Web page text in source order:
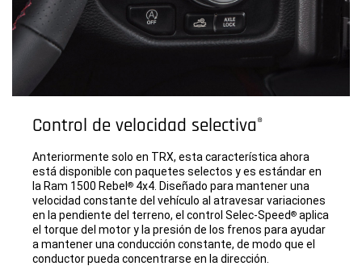
Control de velocidad selectiva®
Anteriormente solo en TRX, esta característica ahora
está disponible con paquetes selectos y es estándar en
la Ram 1500 Rebel ® 4x4. Diseñado para mantener una
velocidad constante del vehículo al atravesar variaciones
en la pendiente del terreno, el control Selec-Speed® aplica
el torque del motor y la presión de los frenos para ayudar
a mantener una conducción constante, de modo que el
conductor pueda concentrarse en la dirección.